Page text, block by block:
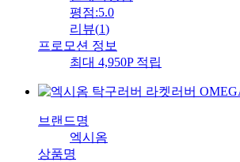
평점:5.0
리뷰(1)
프로모션 정보
최대 4,950P 적립
브랜드명
엑시옴
상품명